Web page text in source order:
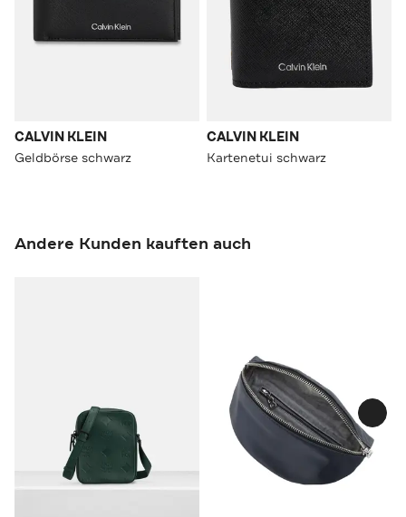
CALVIN KLEIN
Geldbörse schwarz
CALVIN KLEIN
Kartenetui schwarz
Andere Kunden kauften auch